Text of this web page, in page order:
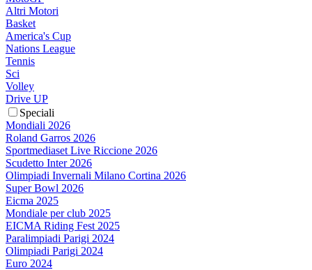
Altri Motori
Basket
America's Cup
Nations League
Tennis
Sci
Volley
Drive UP
Speciali
Mondiali 2026
Roland Garros 2026
Sportmediaset Live Riccione 2026
Scudetto Inter 2026
Olimpiadi Invernali Milano Cortina 2026
Super Bowl 2026
Eicma 2025
Mondiale per club 2025
EICMA Riding Fest 2025
Paralimpiadi Parigi 2024
Olimpiadi Parigi 2024
Euro 2024